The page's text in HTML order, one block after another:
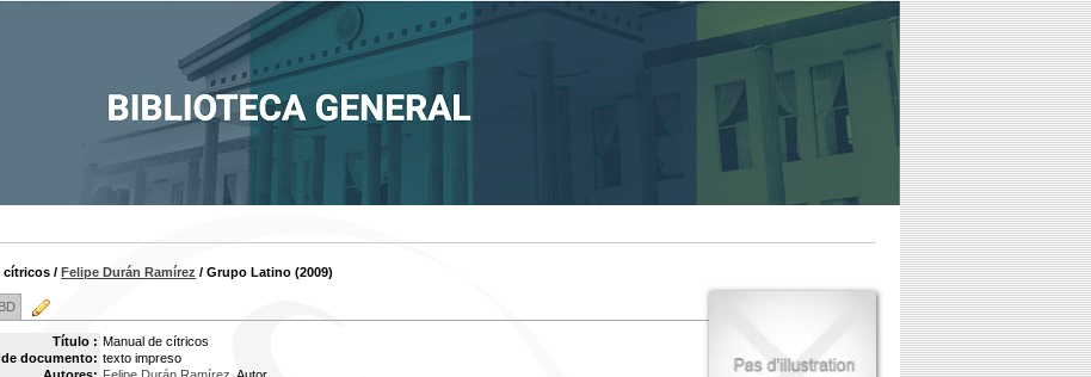
cítricos / Felipe Durán Ramírez / Grupo Latino (2009)
Título : Manual de cítricos
documento: texto impreso